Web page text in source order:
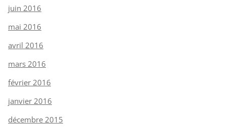
juin 2016
mai 2016
avril 2016
mars 2016
février 2016
janvier 2016
décembre 2015